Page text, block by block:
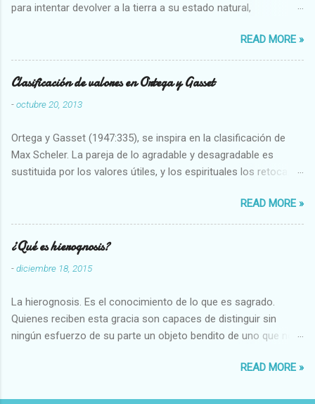
para intentar devolver a la tierra a su estado natural,
READ MORE »
Clasificación de valores en Ortega y Gasset
-octubre 20, 2013
Ortega y Gasset (1947:335), se inspira en la clasificación de
Max Scheler. La pareja de lo agradable y desagradable es
sustituida por los valores útiles, y los espirituales los retoca.
Abundante-Escaso,etc 2 VITALES Sano-Enfermo Selecto-
Vulgar Enérgico-Inerte Fuerte-Débil,etc. 3 ESPIRITUALES a)
Intelectuales Conocimiento-Error Exacto-Aproximado
Evidente-Probable,etc b) Morales Bueno-malo Bondadoso-
malvado Justo-Injusto Escrupuloso-Relajado Leal-Desleal,etc.
Armonioso-Inarmonioso 4 RELIGIOSOS Santo-Pr...
READ MORE »
¿Qué es hierognosis?
-diciembre 18, 2015
La hierognosis. Es el conocimiento de lo que es sagrado.
Quienes reciben esta gracia son capaces de distinguir sin
ningún esfuerzo de su parte un objeto bendito de uno que no
READ MORE »